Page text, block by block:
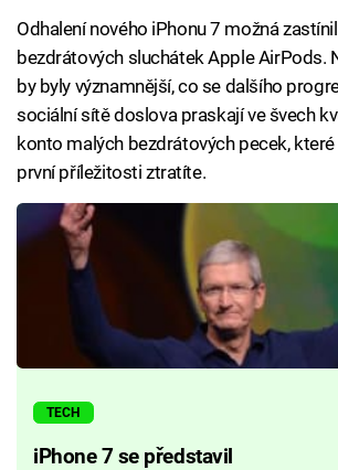
Odhalení nového iPhonu 7 možná
bezdrátových sluchátek Apple AirPods.
by byly významnější, co se dalšího
sociální sítě doslova praskají ve švech
konto malých bezdrátových pecek,
první příležitosti ztratíte.
TECH
iPhone 7 se představil